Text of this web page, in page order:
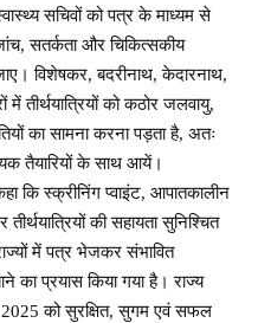
सचिवों को पत्र के माध्यम से
सतर्कता और चिकित्सकीय
विशेषकर, बदरीनाथ, केदारनाथ,
तीर्थयात्रियों को कठोर जलवायु,
का सामना करना पड़ता है, अतः
तैयारियों के साथ आयें।
कि स्क्रीनिंग प्वाइंट, आपातकालीन
की सहायता सुनिश्चित
में पत्र भेजकर संभावित
का प्रयास किया गया है। राज्य
2025 को सुरक्षित, सुगम एवं सफल